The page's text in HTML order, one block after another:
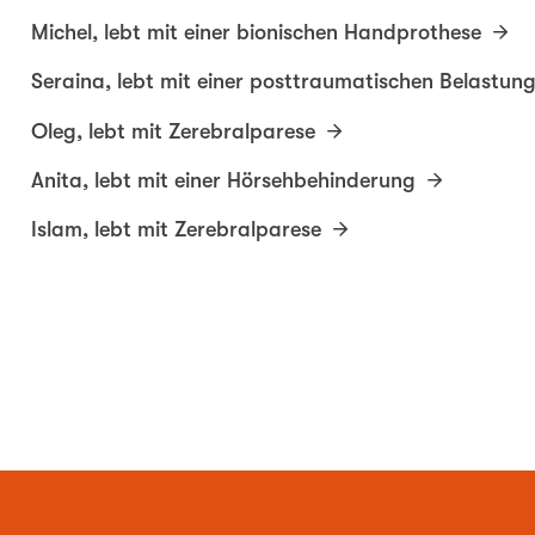
Michel, lebt mit einer bionischen Handprothese
Seraina, lebt mit einer posttraumatischen
Oleg, lebt mit Zerebralparese
Anita, lebt mit einer Hörsehbehinderung
Islam, lebt mit Zerebralparese